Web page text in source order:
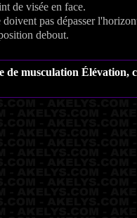
de visée en face.
pas dépasser
debout.
de musculation Élévation,